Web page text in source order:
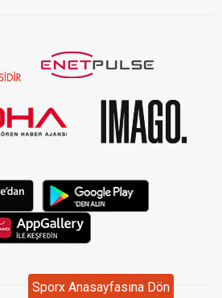
Sporx Anasayfasına Dön